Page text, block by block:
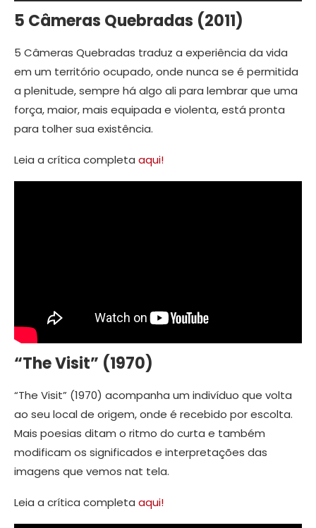
5 Câmeras Quebradas (2011)
5 Câmeras Quebradas traduz a experiência da vida
em um território ocupado, onde nunca se é permitida
a plenitude, sempre há algo ali para lembrar que uma
força, maior, mais equipada e violenta, está pronta
para tolher sua existência.
Leia a crítica completa aqui!
“The Visit” (1970)
“The Visit” (1970) acompanha um indivíduo que volta
ao seu local de origem, onde é recebido por escolta.
Mais poesias ditam o ritmo do curta e também
modificam os significados e interpretações das
imagens que vemos nat tela.
Leia a crítica completa aqui!